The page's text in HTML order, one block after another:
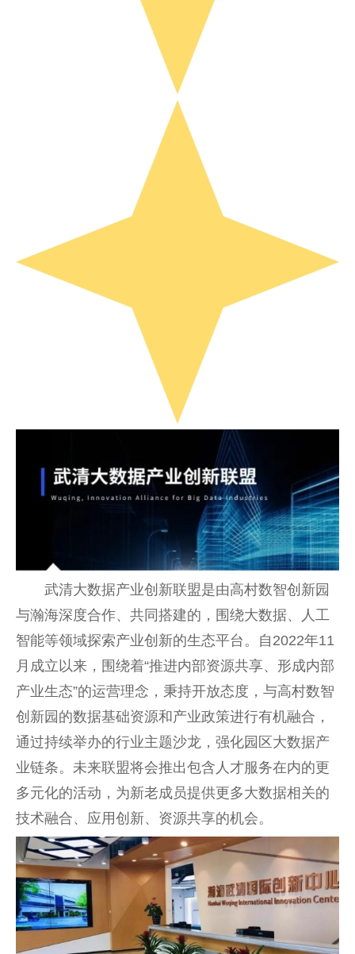
武清大数据产业创新联盟是由高村数智创新园
与瀚海深度合作、共同搭建的，围绕大数据、人工
智能等领域探索产业创新的生态平台。自2022年11
月成立以来，围绕着“推进内部资源共享、形成内部
产业生态”的运营理念，秉持开放态度，与高村数智
创新园的数据基础资源和产业政策进行有机融合，
通过持续举办的行业主题沙龙，强化园区大数据产
业链条。未来联盟将会推出包含人才服务在内的更
多元化的活动，为新老成员提供更多大数据相关的
技术融合、应用创新、资源共享的机会。